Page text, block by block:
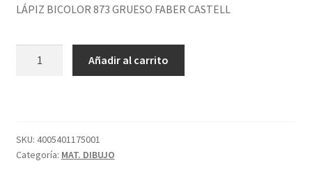
LÁPIZ BICOLOR 873 GRUESO FABER CASTELL
CASTELL
cantidad
Añadir al carrito
SKU: 4005401175001
Categoría: MAT. DIBUJO